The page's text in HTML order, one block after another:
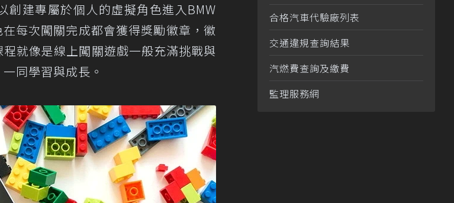
建專屬於個人的虛擬角色進入BMW
每次闖關完成都會獲得獎勵徽章，徽
就像是線上闖關遊戲一般充滿挑戰與
同學習與成長。
合格汽車代驗廠列表
交通違規查詢結果
汽燃費查詢及繳費
監理服務網